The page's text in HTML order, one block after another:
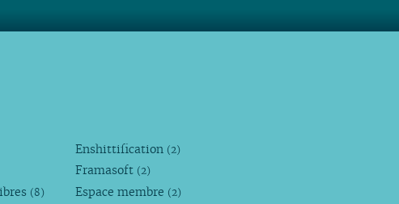
(8)
Enshittification (2)
Framasoft (2)
Espace membre (2)